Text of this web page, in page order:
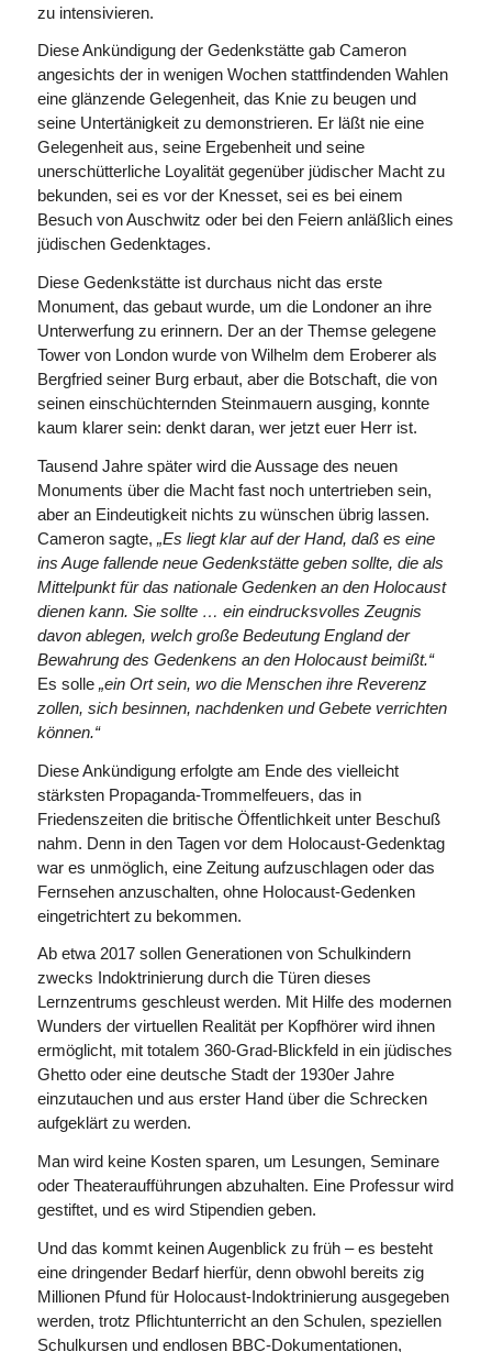
zu intensivieren.
Diese Ankündigung der Gedenkstätte gab Cameron
angesichts der in wenigen Wochen stattfindenden Wahlen
eine glänzende Gelegenheit, das Knie zu beugen und
seine Untertänigkeit zu demonstrieren. Er läßt nie eine
Gelegenheit aus, seine Ergebenheit und seine
unerschütterliche Loyalität gegenüber jüdischer Macht zu
bekunden, sei es vor der Knesset, sei es bei einem
Besuch von Auschwitz oder bei den Feiern anläßlich eines
jüdischen Gedenktages.
Diese Gedenkstätte ist durchaus nicht das erste
Monument, das gebaut wurde, um die Londoner an ihre
Unterwerfung zu erinnern. Der an der Themse gelegene
Tower von London wurde von Wilhelm dem Eroberer als
Bergfried seiner Burg erbaut, aber die Botschaft, die von
seinen einschüchternden Stein­mauern ausging, konnte
kaum klarer sein: denkt daran, wer jetzt euer Herr ist.
Tausend Jahre später wird die Aussage des neuen
Monuments über die Macht fast noch untertrieben sein,
aber an Eindeutigkeit nichts zu wünschen übrig lassen.
Cameron sagte, „Es liegt klar auf der Hand, daß es eine
ins Auge fallende neue Gedenkstätte geben sollte, die als
Mittelpunkt für das nationale Gedenken an den Holocaust
dienen kann. Sie sollte … ein eindrucksvolles Zeugnis
davon ablegen, welch große Bedeutung England der
Bewahrung des Gedenkens an den Holocaust beimißt.“
Es solle „ein Ort sein, wo die Menschen ihre Reverenz
zollen, sich besinnen, nachdenken und Gebete verrichten
können.“
Diese Ankündigung erfolgte am Ende des vielleicht
stärksten Propaganda-Trommelfeuers, das in
Friedenszeiten die britische Öffentlichkeit unter Beschuß
nahm. Denn in den Tagen vor dem Holo­caust-Gedenktag
war es unmöglich, eine Zeitung aufzuschlagen oder das
Fernsehen anzuschalten, ohne Holocaust-Gedenken
eingetrichtert zu bekommen.
Ab etwa 2017 sollen Generationen von Schulkindern
zwecks Indoktrinierung durch die Türen dieses
Lernzentrums geschleust werden. Mit Hilfe des modernen
Wunders der virtuellen Realität per Kopfhörer wird ihnen
ermöglicht, mit totalem 360-Grad-Blickfeld in ein jüdisches
Ghetto oder eine deutsche Stadt der 1930er Jahre
einzutauchen und aus erster Hand über die Schrecken
aufgeklärt zu werden.
Man wird keine Kosten sparen, um Lesungen, Seminare
oder Theateraufführungen abzuhalten. Eine Professur wird
gestiftet, und es wird Stipendien geben.
Und das kommt keinen Augenblick zu früh – es besteht
eine dringender Bedarf hierfür, denn obwohl bereits zig
Millionen Pfund für Holocaust-Indoktrinierung ausgegeben
werden, trotz Pflichtunterricht an den Schulen, speziellen
Schulkursen und endlosen BBC-Dokumentationen,